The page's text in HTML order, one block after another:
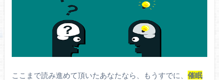
ここまで読み進めて頂いたあなたなら、もうすでに、 催眠